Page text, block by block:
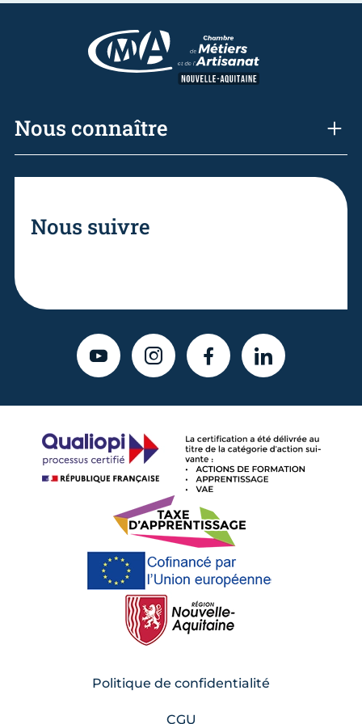
Nous connaître
Nous suivre
YOUTUBEINSTAGRAMFACEBOOKLINKEDIN
Politique de confidentialité
CGU